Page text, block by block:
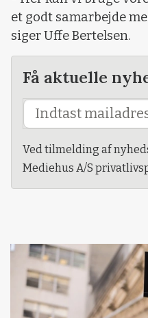
et godt samarbejde
siger Uffe Bertelsen.
Få aktuelle
Ved tilmelding af
Mediehus A/S